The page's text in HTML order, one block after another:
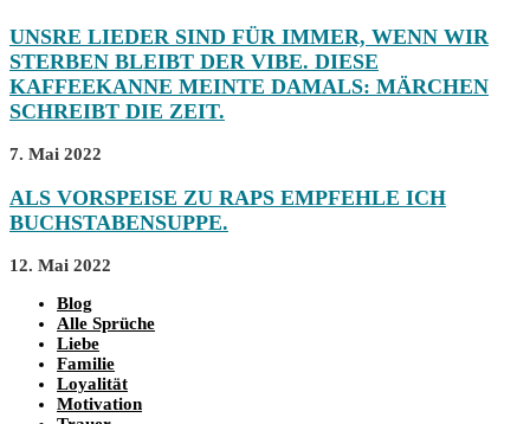
UNSRE LIEDER SIND FÜR IMMER, WENN WIR
STERBEN BLEIBT DER VIBE. DIESE
KAFFEEKANNE MEINTE DAMALS: MÄRCHEN
SCHREIBT DIE ZEIT.
7. Mai 2022
ALS VORSPEISE ZU RAPS EMPFEHLE ICH
BUCHSTABENSUPPE.
12. Mai 2022
Blog
Alle Sprüche
Liebe
Familie
Loyalität
Motivation